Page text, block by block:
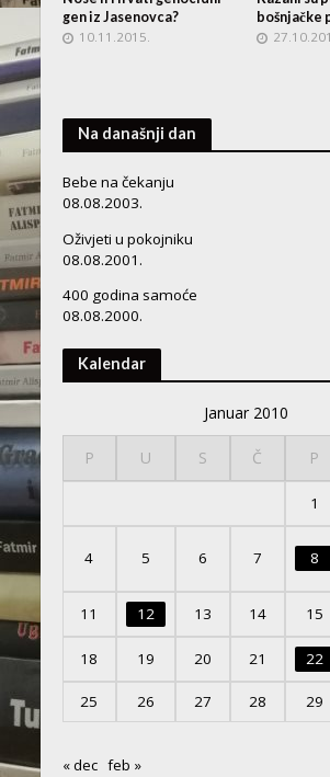
gen iz Jasenovca?
10.11.2015.
bošnjačke
Na današnji dan
Bebe na čekanju
08.08.2003.
Oživjeti u pokojniku
08.08.2001.
400 godina samoće
08.08.2000.
Kalendar
Januar 2010
P U S Č P
1
4 5 6 7 8
11 12 13 14 15
18 19 20 21 22
25 26 27 28 29
« dec feb »